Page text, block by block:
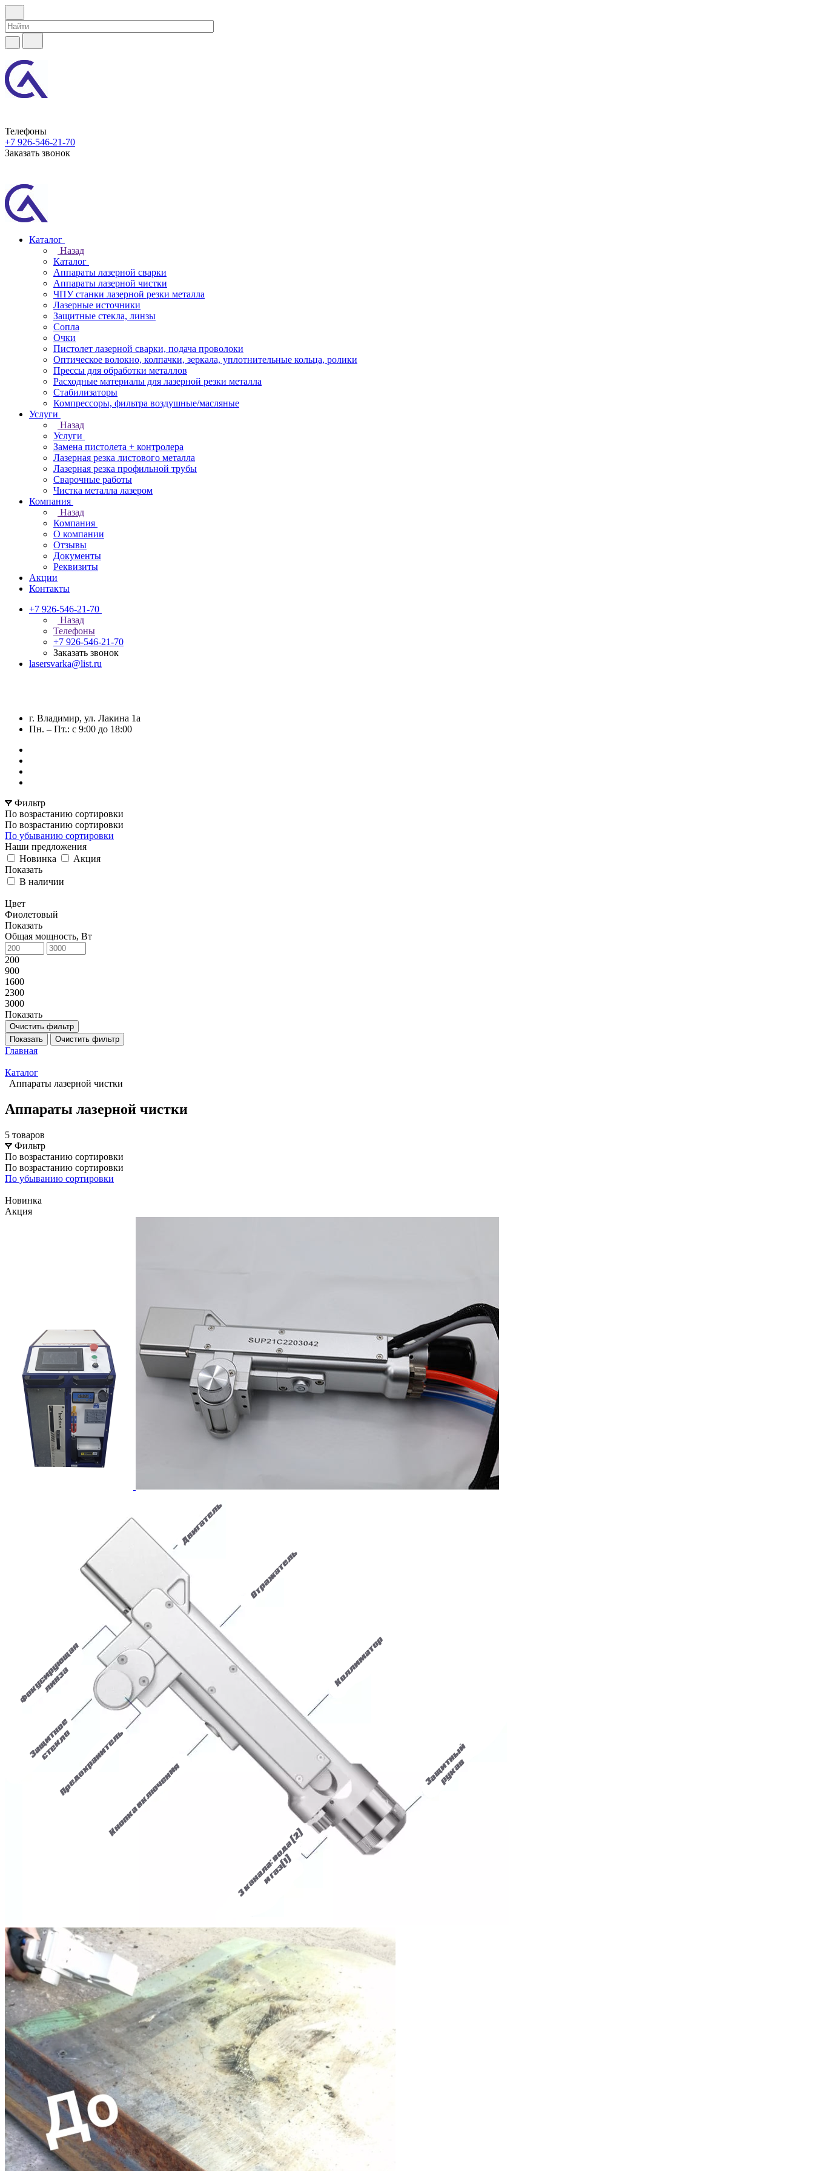
Телефоны
+7 926-546-21-70
Заказать звонок
Каталог
Назад
Каталог
Аппараты лазерной сварки
Аппараты лазерной чистки
ЧПУ станки лазерной резки металла
Лазерные источники
Защитные стекла, линзы
Сопла
Очки
Пистолет лазерной сварки, подача проволоки
Оптическое волокно, колпачки, зеркала, уплотнительные кольца, ролики
Прессы для обработки металлов
Расходные материалы для лазерной резки металла
Стабилизаторы
Компрессоры, фильтра воздушные/масляные
Услуги
Назад
Услуги
Замена пистолета + контролера
Лазерная резка листового металла
Лазерная резка профильной трубы
Сварочные работы
Чистка металла лазером
Компания
Назад
Компания
О компании
Отзывы
Документы
Реквизиты
Акции
Контакты
+7 926-546-21-70
Назад
Телефоны
+7 926-546-21-70
Заказать звонок
lasersvarka@list.ru
г. Владимир, ул. Лакина 1а
Пн. – Пт.: с 9:00 до 18:00
Фильтр
По возрастанию сортировки
По возрастанию сортировки
По убыванию сортировки
Наши предложения
Новинка
Акция
Показать
В наличии
Цвет
Фиолетовый
Показать
Общая мощность, Вт
200
900
1600
2300
3000
Показать
Очистить фильтр
Показать
Очистить фильтр
Главная
Каталог
Аппараты лазерной чистки
Аппараты лазерной чистки
5 товаров
Фильтр
По возрастанию сортировки
По возрастанию сортировки
По убыванию сортировки
Новинка
Акция